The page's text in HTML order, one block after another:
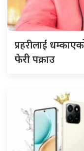
प्रहरीलाई
फेरी पक्राउ